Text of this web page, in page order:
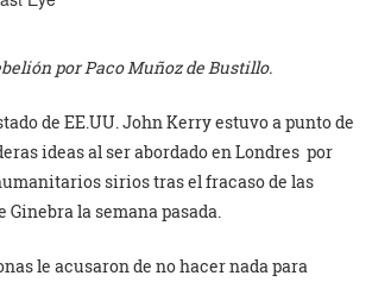
por Paco Muñoz de Bustillo.
de EE.UU. John Kerry estuvo a punto de
ideas al ser abordado en Londres por
sirios tras el fracaso de las
la semana pasada.
le acusaron de no hacer nada para